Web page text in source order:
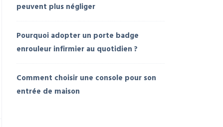
peuvent plus négliger
Pourquoi adopter un porte badge
enrouleur infirmier au quotidien ?
Comment choisir une console pour son
entrée de maison